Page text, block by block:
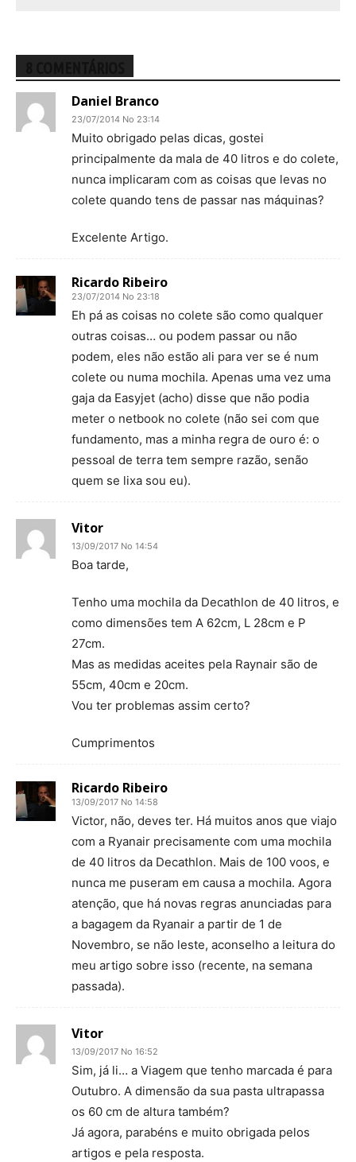
Daniel Branco
23/07/2014 No 23:14
Muito obrigado pelas dicas, gostei
principalmente da mala de 40 litros e do colete,
nunca implicaram com as coisas que levas no
colete quando tens de passar nas máquinas?
Excelente Artigo.
Ricardo Ribeiro
23/07/2014 No 23:18
Eh pá as coisas no colete são como qualquer
outras coisas… ou podem passar ou não
podem, eles não estão ali para ver se é num
colete ou numa mochila. Apenas uma vez uma
gaja da Easyjet (acho) disse que não podia
meter o netbook no colete (não sei com que
fundamento, mas a minha regra de ouro é: o
pessoal de terra tem sempre razão, senão
quem se lixa sou eu).
Vitor
13/09/2017 No 14:54
Boa tarde,
Tenho uma mochila da Decathlon de 40 litros, e
como dimensões tem A 62cm, L 28cm e P
27cm.
Mas as medidas aceites pela Raynair são de
55cm, 40cm e 20cm.
Vou ter problemas assim certo?
Cumprimentos
Ricardo Ribeiro
13/09/2017 No 14:58
Victor, não, deves ter. Há muitos anos que viajo
com a Ryanair precisamente com uma mochila
de 40 litros da Decathlon. Mais de 100 voos, e
nunca me puseram em causa a mochila. Agora
atenção, que há novas regras anunciadas para
a bagagem da Ryanair a partir de 1 de
Novembro, se não leste, aconselho a leitura do
meu artigo sobre isso (recente, na semana
passada).
Vitor
13/09/2017 No 16:52
Sim, já li… a Viagem que tenho marcada é para
Outubro. A dimensão da sua pasta ultrapassa
os 60 cm de altura também?
Já agora, parabéns e muito obrigada pelos
artigos e pela resposta.